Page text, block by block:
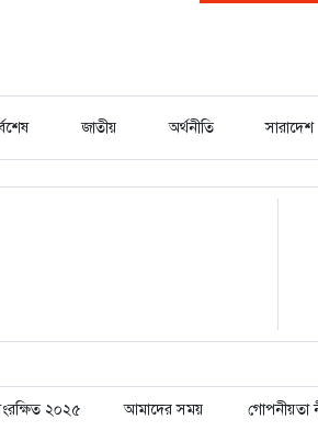
জাতীয় অর্থনীতি সারাদেশ
২০২৫ আমাদের সময় গোপনীয়তা